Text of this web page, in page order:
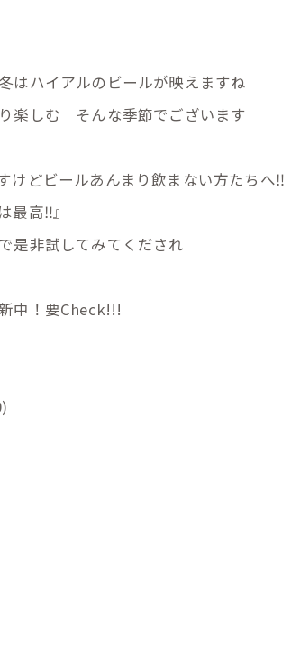
はハイアルのビールが映えますね
楽しむ そんな季節でございます
けどビールあんまり飲まない方たちへ‼️
最高‼️』
是非試してみてくだされ
中！要Check!!!